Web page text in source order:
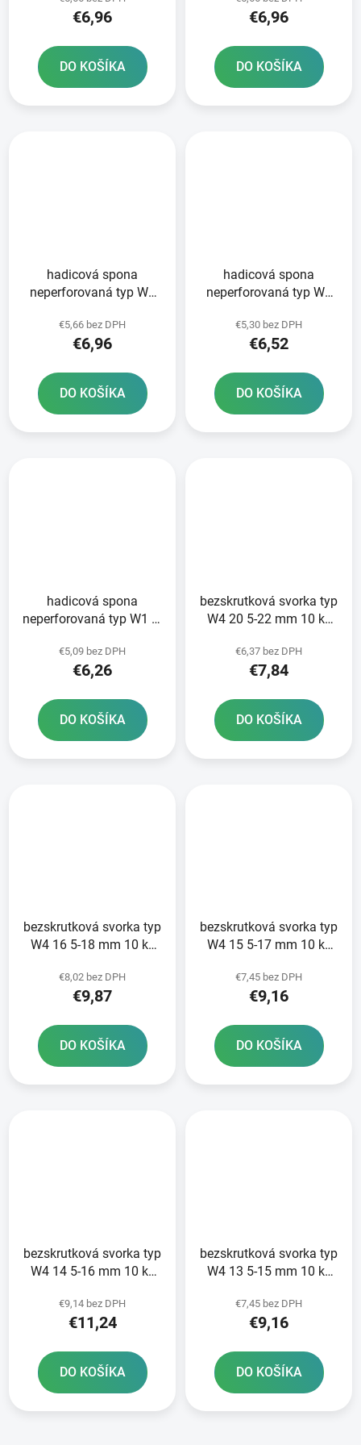
výroba Nemecko
€6,96
DO KOŠÍKA
výroba Nemecko
€6,96
DO KOŠÍKA
hadicová spona
neperforovaná typ W1
NORMACLAMP TORRO -
výroba Nemecko
€5,66 bez DPH
€6,96
DO KOŠÍKA
hadicová spona
neperforovaná typ W1
NORMACLAMP TORRO -
výroba Nemecko
€5,30 bez DPH
€6,52
DO KOŠÍKA
hadicová spona
neperforovaná typ W1 8-
NORMACLAMP TORRO -
výroba Nemecko
€5,09 bez DPH
€6,26
DO KOŠÍKA
bezskrutková svorka typ
W4 20 5-22 mm 10 ks
výroba Nemecko
€6,37 bez DPH
€7,84
DO KOŠÍKA
bezskrutková svorka typ
W4 16 5-18 mm 10 ks
výroba Nemecko
€8,02 bez DPH
€9,87
DO KOŠÍKA
bezskrutková svorka typ
W4 15 5-17 mm 10 ks
výroba Nemecko
€7,45 bez DPH
€9,16
DO KOŠÍKA
bezskrutková svorka typ
W4 14 5-16 mm 10 ks
výroba Nemecko
€9,14 bez DPH
€11,24
DO KOŠÍKA
bezskrutková svorka typ
W4 13 5-15 mm 10 ks
výroba Nemecko
€7,45 bez DPH
€9,16
DO KOŠÍKA